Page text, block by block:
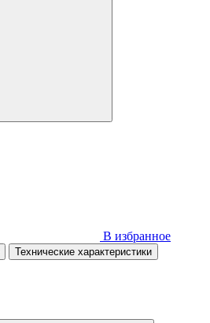
В избранное
Технические характеристики